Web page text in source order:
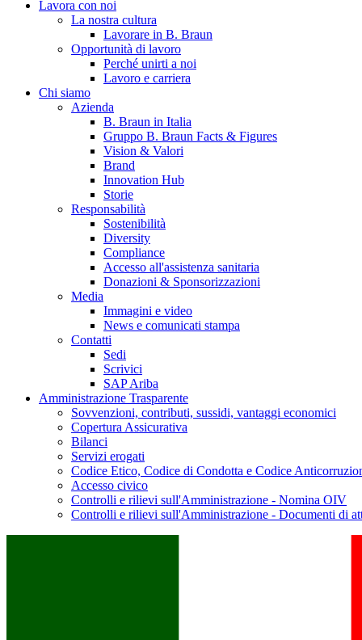
Catalogo prodotti
Trova il prodotto che stai cercando. Visita il catalogo B. Braun
Contatti
Hai domande o richieste? Scrivici per entrare subito in contatto
Lavora con noi
La nostra cultura
Lavorare in B. Braun
Opportunità di lavoro
Perché unirti a noi
Lavoro e carriera
Chi siamo
Azienda
B. Braun in Italia
Gruppo B. Braun Facts & Figures
Vision & Valori
Brand
Innovation Hub
Storie
Responsabilità
Sostenibilità
Diversity
Compliance
Accesso all'assistenza sanitaria
Donazioni & Sponsorizzazioni
Media
Immagini e video
News e comunicati stampa
Contatti
Sedi
Scrivici
SAP Ariba
Amministrazione Trasparente
Sovvenzioni, contributi, sussidi, vantaggi economici
Copertura Assicurativa
Bilanci
Servizi erogati
Codice Etico, Codice di Condotta e Codice
Accesso civico
Controlli e rilievi sull'Amministrazione - Nomina OIV
Controlli e rilievi sull'Amministrazione - Documenti di